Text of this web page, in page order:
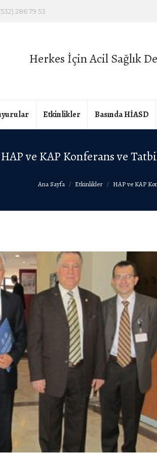
286 79 53
Herkes İçin Acil Sağlık
Etkinlikler Basında HİASD
HAP ve KAP Konferans ve
Ana Sayfa Etkinlikler HAP ve KAP